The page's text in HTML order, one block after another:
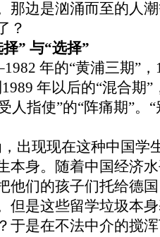
那边是汹涌而至的人
？
” 与“选择”
年的“黄浦三期”，
年以后的“混合期
人指使”的“阵痛期”。
现现在这种中国学
本身。随着中国经济
他们的孩子们托给德
但是这些留学垃圾本
于是在不法中介的搅